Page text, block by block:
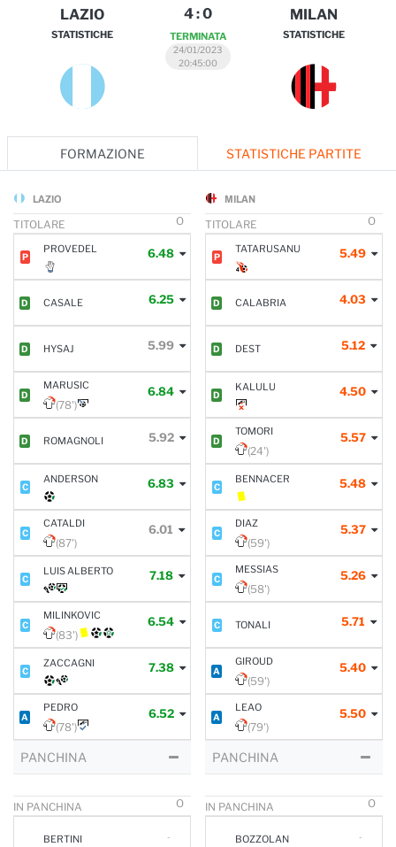
LAZIO
STATISTICHE
4:0
TERMINATA
24/01/2023
20:45:00
MILAN
STATISTICHE
FORMAZIONE STATISTICHE PARTITE
LAZIO
TITOLARE O
P
PROVEDEL 6.48
D CASALE 6.25
D HYSAJ 5.99
D
MARUSIC
(78')
6.84
D ROMAGNOLI 5.92
C
ANDERSON 6.83
C
CATALDI
(87')
6.01
C
LUIS ALBERTO 7.18
C
MILINKOVIC
(83')
6.54
C
ZACCAGNI 7.38
A
PEDRO
(78')
6.52
PANCHINA
IN PANCHINA O
BERTINI -
MILAN
TITOLARE O
P
TATARUSANU 5.49
D CALABRIA 4.03
D DEST 5.12
D
KALULU 4.50
D
TOMORI
(24')
5.57
C
BENNACER 5.48
C
DIAZ
(59')
5.37
C
MESSIAS
(58')
5.26
C TONALI 5.71
A
GIROUD
(59')
5.40
A
LEAO
(79')
5.50
PANCHINA
IN PANCHINA O
BOZZOLAN -